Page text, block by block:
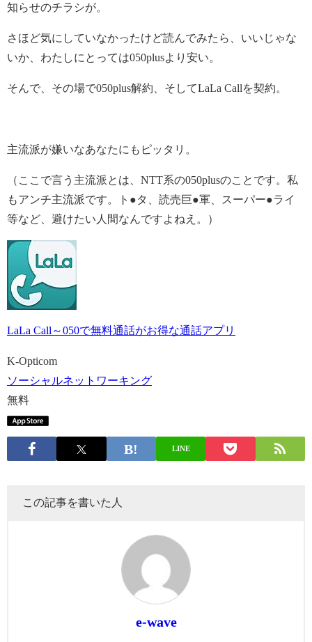
知らせのチラシが。
さほど気にしていなかったけど読んでみたら、いいじゃな
いか、わたしにとっては050plusより安い。
そんで、その場で050plus解約、そしてLaLa Callを契約。
主流派が嫌いなあなたにもピッタリ。
（ここで言う主流派とは、NTT系の050plusのことです。私
もアンチ主流派です。ト●タ、読売巨●軍、スーパー●ライ
等など、避けたい人間なんですよねえ。）
LaLa Call～050で無料通話がお得な通話アプリ
K-Opticom
ソーシャルネットワーキング
無料
LINE
この記事を書いた人
e-wave